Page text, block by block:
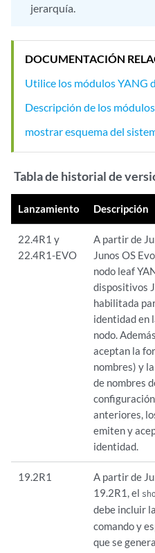
jerarquía.
DOCUMENTACIÓN
Utilice los módulos YANG
Descripción de los
mostrar esquema del
Tabla de historial de
Lanzamiento Descripción
22.4R1 y
22.4R1-EVO
A partir de
Junos OS
nodo leaf
dispositivos
habilitada
identidad en
nodo.
aceptan la
nombres) y
de nombres
anteriores,
emiten y
identidad.
19.2R1
A partir de
19.2R1, el
debe incluir la
comando y
que se